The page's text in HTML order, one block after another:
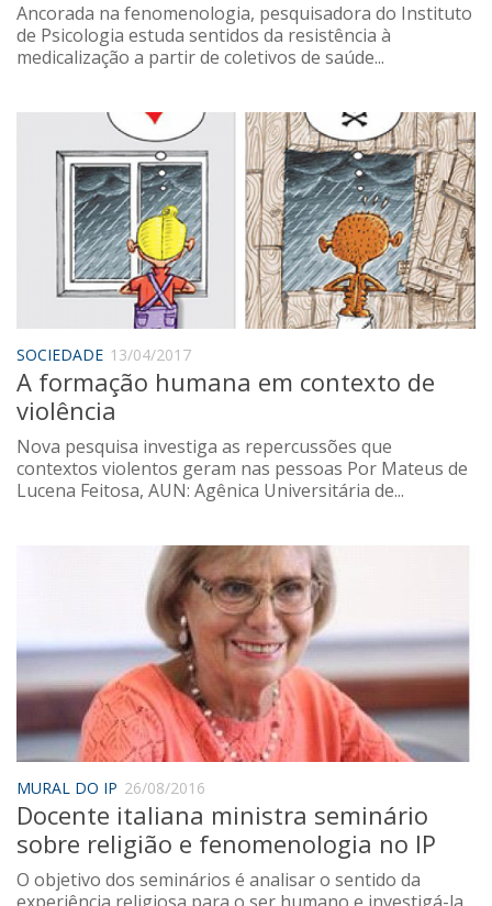
Ancorada na fenomenologia, pesquisadora do Instituto
de Psicologia estuda sentidos da resistência à
medicalização a partir de coletivos de saúde...
SOCIEDADE 13/04/2017
A formação humana em contexto de
violência
Nova pesquisa investiga as repercussões que
contextos violentos geram nas pessoas Por Mateus de
Lucena Feitosa, AUN: Agênica Universitária de...
MURAL DO IP 26/08/2016
Docente italiana ministra seminário
sobre religião e fenomenologia no IP
O objetivo dos seminários é analisar o sentido da